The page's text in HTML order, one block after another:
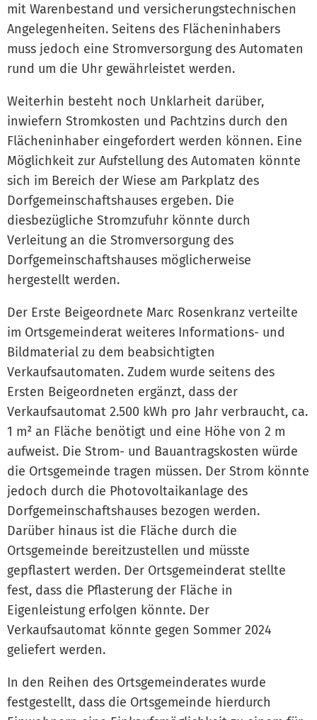
mit Warenbestand und versicherungstechnischen
Angelegenheiten. Seitens des Flächeninhabers
muss jedoch eine Stromversorgung des Automaten
rund um die Uhr gewährleistet werden.
Weiterhin besteht noch Unklarheit darüber,
inwiefern Stromkosten und Pachtzins durch den
Flächeninhaber eingefordert werden können. Eine
Möglichkeit zur Aufstellung des Automaten könnte
sich im Bereich der Wiese am Parkplatz des
Dorfgemeinschaftshauses ergeben. Die
diesbezügliche Stromzufuhr könnte durch
Verleitung an die Stromversorgung des
Dorfgemeinschaftshauses möglicherweise
hergestellt werden.
Der Erste Beigeordnete Marc Rosenkranz verteilte
im Ortsgemeinderat weiteres Informations- und
Bildmaterial zu dem beabsichtigten
Verkaufsautomaten. Zudem wurde seitens des
Ersten Beigeordneten ergänzt, dass der
Verkaufsautomat 2.500 kWh pro Jahr verbraucht, ca.
1 m² an Fläche benötigt und eine Höhe von 2 m
aufweist. Die Strom- und Bauantragskosten würde
die Ortsgemeinde tragen müssen. Der Strom könnte
jedoch durch die Photovoltaikanlage des
Dorfgemeinschaftshauses bezogen werden.
Darüber hinaus ist die Fläche durch die
Ortsgemeinde bereitzustellen und müsste
gepflastert werden. Der Ortsgemeinderat stellte
fest, dass die Pflasterung der Fläche in
Eigenleistung erfolgen könnte. Der
Verkaufsautomat könnte gegen Sommer 2024
geliefert werden.
In den Reihen des Ortsgemeinderates wurde
festgestellt, dass die Ortsgemeinde hierdurch